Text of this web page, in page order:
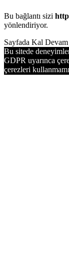
Bu bağlantı sizi
yönlendiriyor.
Sayfada Kal
Bu sitede
GDPR uyarınca
çerezleri